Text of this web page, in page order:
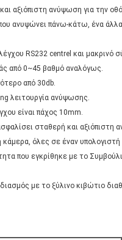
αξιόπιστη ανύψωση για την
ανυψώνει πάνω-κάτω, ένα
RS232 centrel και μακρινό
από 0~45 βαθμό αναλόγως.
από 30db.
λειτουργία ανύψωσης.
είναι πάχος 10mm.
σταθερή και αξιόπιστη
όλες σε έναν υπολογιστή
που εγκρίθηκε με το
με το ξύλινο κιβώτιο